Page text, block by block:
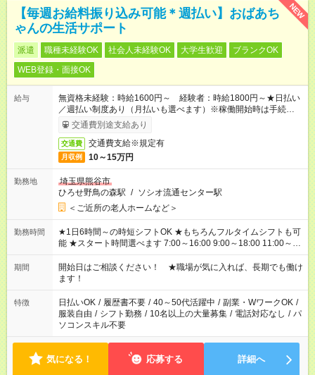
NEW
【毎週お給料振り込み可能＊週払い】おばあち
ゃんの生活サポート
派遣 職種未経験OK 社会人未経験OK 大学生歓迎
ブランクOK
WEB登録・面接OK
給与
無資格未経験：時給1600円～ 経験者：時給1800円～★日払い
／週払い制度あり（月払いも選べます）※稼働開始時は手続き完
了次第のお支払いとなります。
交通費別途支給あり
交通費 交通費支給※規定有
月収例 10～15万円
勤務地
埼玉県熊谷市
ひろせ野鳥の森駅 / ソシオ流通センター駅
＜ご近所の老人ホームなど＞
勤務時間
★1日6時間～の時短シフトOK ★もちろんフルタイムシフトも可
能 ★スタート時間選べます 7:00～16:00 9:00～18:00 11:00～
20:00 など 残業なし！ ※Wワークの場合、他のお仕事と合わせ
週40時間超の就業はご案内できません ※法令に基づき、週20時
間以上勤務は社会保険への加入対象となります ※労働者派遣法
（日雇い派遣の原則禁止）により、短時間・短期間の就業はご
案内が難しい場合があります
期間
開始日はご相談ください！ ★職場が気に入れば、長期でも働け
ます！
特徴 日払いOK / 履歴書不要 / 40～50代活躍中 / 副業・WワークOK /
服装自由 / シフト勤務 / 10名以上の大量募集 / 電話対応なし / パ
ソコンスキル不要
気になる！ 応募する 詳細へ